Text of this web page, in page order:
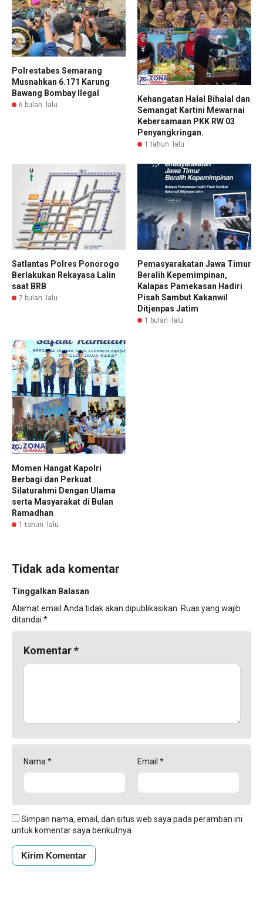
Polrestabes Semarang
Musnahkan 6.171 Karung
Bawang Bombay Ilegal
6 bulan lalu
Kehangatan Halal Bihalal dan
Semangat Kartini Mewarnai
Kebersamaan PKK RW 03
Penyangkringan.
1 tahun lalu
Satlantas Polres Ponorogo
Berlakukan Rekayasa Lalin
saat BRB
7 bulan lalu
Pemasyarakatan Jawa Timur
Beralih Kepemimpinan,
Kalapas Pamekasan Hadiri
Pisah Sambut Kakanwil
Ditjenpas Jatim
1 bulan lalu
Momen Hangat Kapolri
Berbagi dan Perkuat
Silaturahmi Dengan Ulama
serta Masyarakat di Bulan
Ramadhan
1 tahun lalu
Tidak ada komentar
Tinggalkan Balasan
Alamat email Anda tidak akan dipublikasikan. Ruas yang wajib
ditandai *
Komentar*
Nama * Email *
Simpan nama, email, dan situs web saya pada peramban ini
untuk komentar saya berikutnya.